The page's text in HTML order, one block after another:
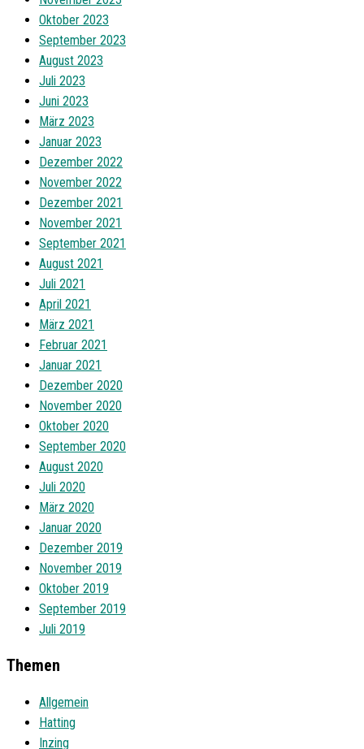
Oktober 2023
September 2023
August 2023
Juli 2023
Juni 2023
März 2023
Januar 2023
Dezember 2022
November 2022
Dezember 2021
November 2021
September 2021
August 2021
Juli 2021
April 2021
März 2021
Februar 2021
Januar 2021
Dezember 2020
November 2020
Oktober 2020
September 2020
August 2020
Juli 2020
März 2020
Januar 2020
Dezember 2019
November 2019
Oktober 2019
September 2019
Juli 2019
Themen
Allgemein
Hatting
Inzing